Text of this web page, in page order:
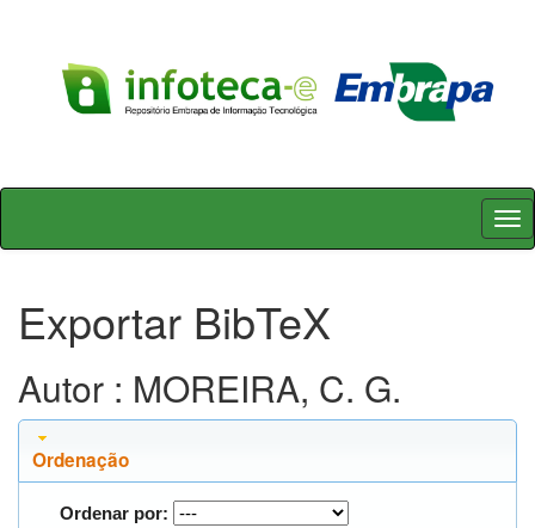
Skip
Exportar BibTeX
Autor : MOREIRA, C. G.
Ordenação
Ordenar por: